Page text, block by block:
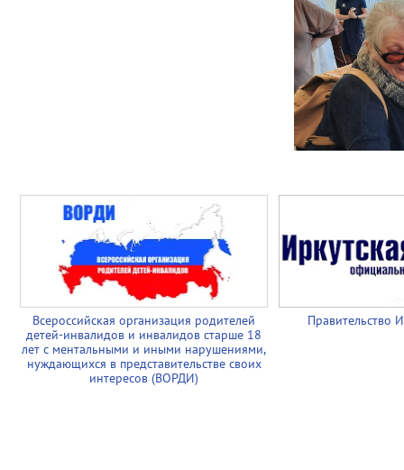
Всероссийская организация родителей
детей-инвалидов и инвалидов старше 18
лет с ментальными и иными нарушениями,
нуждающихся в представительстве своих
интересов (ВОРДИ)
Правительство